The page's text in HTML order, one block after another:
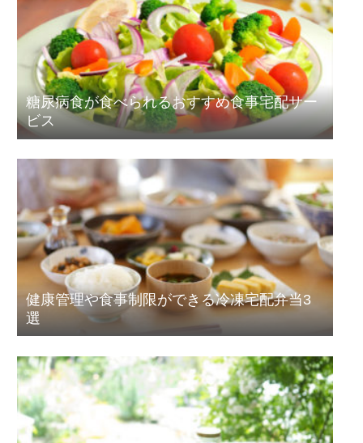
糖尿病食が食べられるおすすめ食事宅配サー
ビス
健康管理や食事制限ができる冷凍宅配弁当3
選